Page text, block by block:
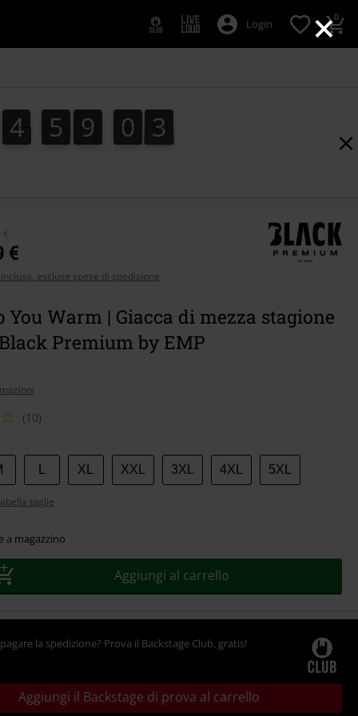
×
Login 0
4
4 5
5 9
9 0
0 1
2
1
€
escluse spese di spedizione
You Warm | Giacca di mezza stagione
Premium by EMP
(10)
XL XXL 3XL 4XL 5XL
taglie
a magazzino
Aggiungi al carrello
la spedizione? Prova il Backstage Club, gratis!
Aggiungi il Backstage di prova al carrello